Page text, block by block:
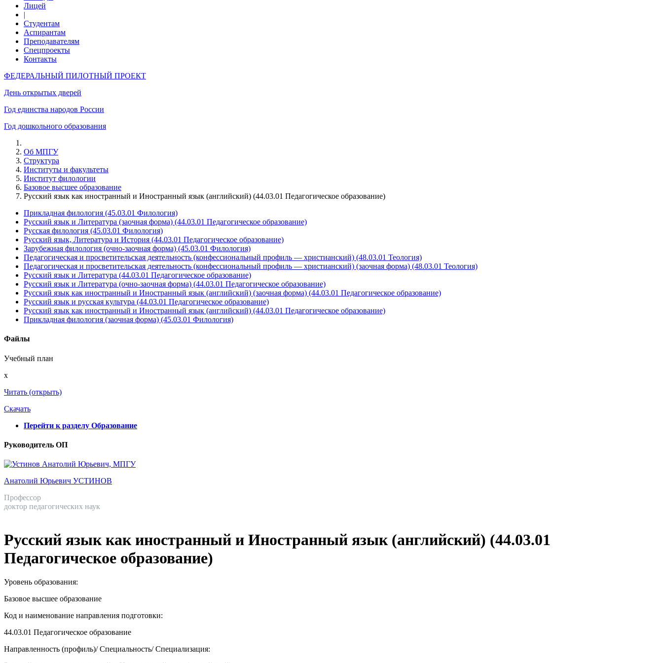
Лицей
|
Студентам
Аспирантам
Преподавателям
Спецпроекты
Контакты
ФЕДЕРАЛЬНЫЙ ПИЛОТНЫЙ ПРОЕКТ
День открытых дверей
Год единства народов России
Год дошкольного образования
Об МПГУ
Структура
Институты и факультеты
Институт филологии
Базовое высшее образование
Русский язык как иностранный и Иностранный язык (английский) (44.03.01 Педагогическое образование)
Прикладная филология (45.03.01 Филология)
Русский язык и Литература (заочная форма) (44.03.01 Педагогическое образование)
Русская филология (45.03.01 Филология)
Русский язык, Литература и История (44.03.01 Педагогическое образование)
Зарубежная филология (очно-заочная форма) (45.03.01 Филология)
Педагогическая и просветительская деятельность (конфессиональный профиль — христианский) (48.03.01 Теология)
Педагогическая и просветительская деятельность (конфессиональный профиль — христианский) (заочная форма) (48.03.01 Теология)
Русский язык и Литература (44.03.01 Педагогическое образование)
Русский язык и Литература (очно-заочная форма) (44.03.01 Педагогическое образование)
Русский язык как иностранный и Иностранный язык (английский) (заочная форма) (44.03.01 Педагогическое образование)
Русский язык и русская культура (44.03.01 Педагогическое образование)
Русский язык как иностранный и Иностранный язык (английский) (44.03.01 Педагогическое образование)
Прикладная филология (заочная форма) (45.03.01 Филология)
Файлы
Учебный план
x
Читать (открыть)
Скачать
Перейти к разделу Образование
Руководитель ОП
Анатолий Юрьевич УСТИНОВ
Профессор
доктор педагогических наук
Русский язык как иностранный и Иностранный язык (английский) (44.03.01
Педагогическое образование)
Уровень образования:
Базовое высшее образование
Код и наименование направления подготовки:
44.03.01 Педагогическое образование
Направленность (профиль)/ Специальность/ Специализация: